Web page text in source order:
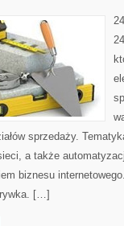
sprzedaży.
a także
biznesu
[…]